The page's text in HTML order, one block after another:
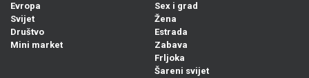
Evropa
Svijet
Društvo
Mini market
Sex i grad
Žena
Estrada
Zabava
Frljoka
Šareni svijet